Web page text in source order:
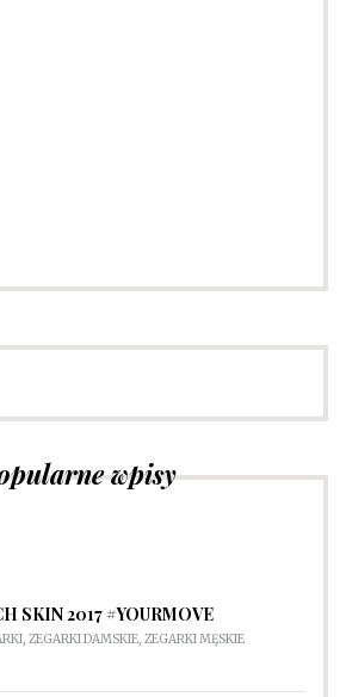
wpisy
SKIN 2017 #YOURMOVE
ZEGARKI DAMSKIE ZEGARKI MĘSKIE